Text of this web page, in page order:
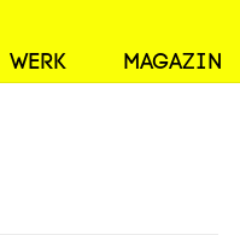
WERK MAGAZIN